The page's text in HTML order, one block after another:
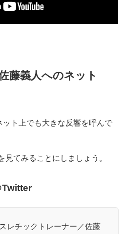
藤義人へのネット
ト上でも大きな反響を呼んで
見てみることにしましょう。
レチックトレーナー／佐藤